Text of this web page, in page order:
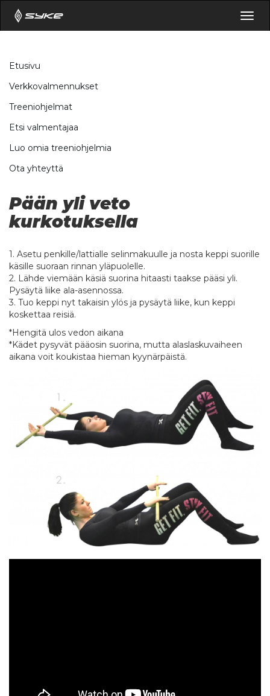
Etusivu
Verkkovalmennukset
Treeniohjelmat
Etsi valmentajaa
Luo omia treeniohjelmia
Ota yhteyttä
Pään yli veto
kurkotuksella
1. Asetu penkille/lattialle selinmakuulle ja nosta keppi suorille
käsille suoraan rinnan yläpuolelle.
2. Lähde viemään käsiä suorina hitaasti taakse pääsi yli.
Pysäytä liike ala-asennossa.
3. Tuo keppi nyt takaisin ylös ja pysäytä liike, kun keppi
koskettaa reisiä.
*Hengitä ulos vedon aikana
*Kädet pysyvät pääosin suorina, mutta alaslaskuvaiheen
aikana voit koukistaa hieman kyynärpäistä.